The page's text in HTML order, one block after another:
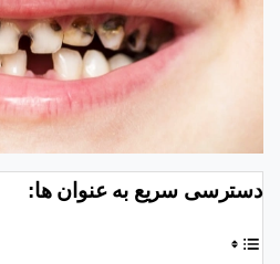
دسترسی سریع به عنوان ها: